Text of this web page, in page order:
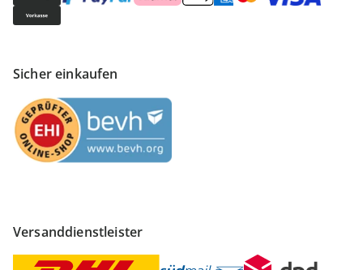
Sicher einkaufen
Versanddienstleister